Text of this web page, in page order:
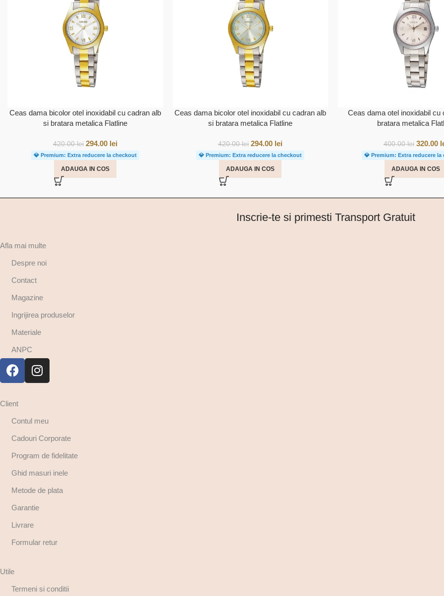
Ceas dama bicolor otel inoxidabil cu cadran alb
si bratara metalica Flatline
420.00lei 294.00 lei
💎 Premium: Extra reducere la checkout
ADAUGA IN COS
Ceas dama bicolor otel inoxidabil cu cadran alb
si bratara metalica Flatline
420.00lei 294.00 lei
💎 Premium: Extra reducere la checkout
ADAUGA IN COS
Ceas dama otel inoxidabil cu
bratara metalica
400.00lei 320.00
💎 Premium: Extra reducere la
ADAUGA IN COS
Inscrie-te si primesti Transport Gratuit
Afla mai multe
Despre noi
Contact
Magazine
Ingrijirea produselor
Materiale
ANPC
Client
Contul meu
Cadouri Corporate
Program de fidelitate
Ghid masuri inele
Metode de plata
Garantie
Livrare
Formular retur
Utile
Termeni si conditii